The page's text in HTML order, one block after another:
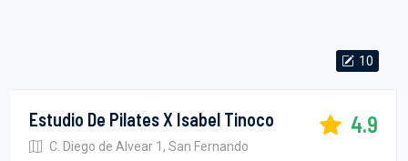
10
Estudio De Pilates X Isabel Tinoco
C. Diego de Alvear 1, San Fernando
4.9